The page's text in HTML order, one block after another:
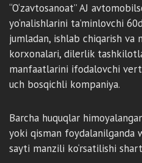
“O‘zavtosanoat” AJ
yo‘nalishlarini ta’minlovchi
jumladan, ishlab chiqarish va
korxonalari, dilerlik
manfaatlarini ifodalovchi
uch bosqichli kompaniya.
Barcha huquqlar
yoki qisman foydalanilganda
sayti manzili ko‘rsatilishi